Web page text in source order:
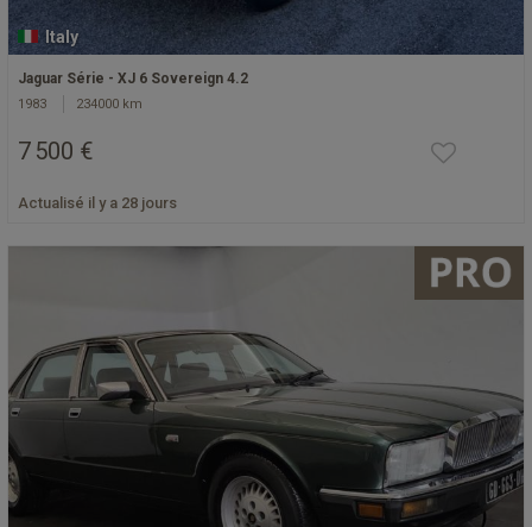
Italy
Jaguar Série - XJ 6 Sovereign 4.2
1983 234000 km
7 500 €
Actualisé il y a 28 jours